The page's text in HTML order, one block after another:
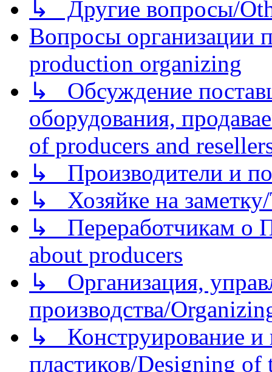
↳ Другие вопросы/
Вопросы организации
production organizing
↳ Обсуждение
оборудования,
of producers and
↳ Производители и
↳ Хозяйке на
↳ Переработчикам о
about producers
↳ Организация,
производства/
↳ Конструирование и
пластиков/Designing of